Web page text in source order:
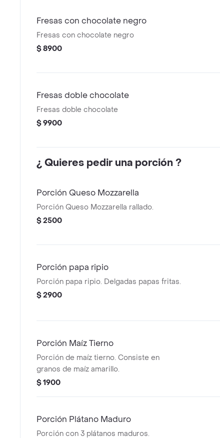
Fresas con chocolate negro
Fresas con chocolate negro
$ 8900
Fresas doble chocolate
Fresas doble chocolate
$ 9900
¿ Quieres pedir una porción ?
Porción Queso Mozzarella
Porción Queso Mozzarella rallado.
$ 2500
Porción papa ripio
Porción papa ripio. Delgadas papas fritas.
$ 2900
Porción Maíz Tierno
Porción de maíz tierno. Consiste en
granos de maíz amarillo.
$ 1900
Porción Plátano Maduro
Porción con 3 plátanos maduros.